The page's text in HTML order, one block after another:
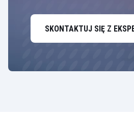
SKONTAKTUJ SIĘ Z